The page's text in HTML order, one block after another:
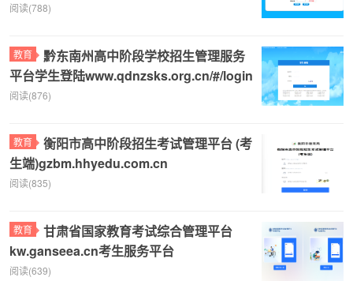
阅读(788)
教育
黔东南州高中阶段学校招生管理服务
平台学生登陆www.qdnzsks.org.cn/#/login
阅读(876)
教育
衡阳市高中阶段招生考试管理平台 (考
生端)gzbm.hhyedu.com.cn
阅读(835)
教育
甘肃省国家教育考试综合管理平台
kw.ganseea.cn考生服务平台
阅读(639)